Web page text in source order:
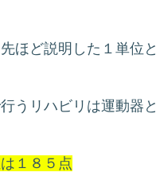
ほど説明した１単位
うリハビリは運動器
１８５点